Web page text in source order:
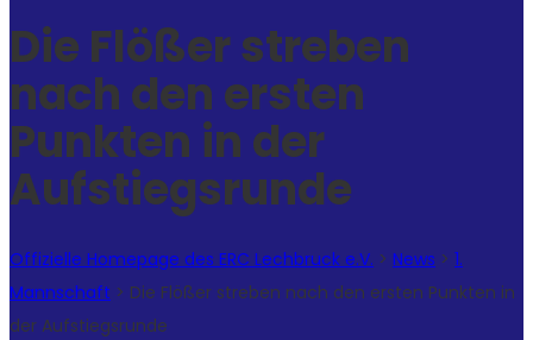
Die Flößer streben
nach den ersten
Punkten in der
Aufstiegsrunde
Offizielle Homepage des ERC Lechbruck e.V. > News > 1.
Mannschaft > Die Flößer streben nach den ersten Punkten in
der Aufstiegsrunde